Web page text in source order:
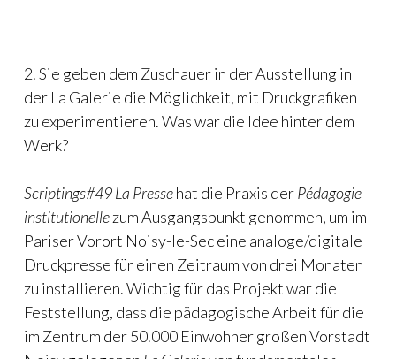
2. Sie geben dem Zuschauer in der Ausstellung in
der La Galerie die Möglichkeit, mit Druckgrafiken
zu experimentieren. Was war die Idee hinter dem
Werk?
Scriptings#49 La Pressehat die Praxis derPédagogie
institutionellezum Ausgangspunkt genommen, um im
Pariser Vorort Noisy-le-Sec eine analoge/digitale
Druckpresse für einen Zeitraum von drei Monaten
zu installieren. Wichtig für das Projekt war die
Feststellung, dass die pädagogische Arbeit für die
im Zentrum der 50.000 Einwohner großen Vorstadt